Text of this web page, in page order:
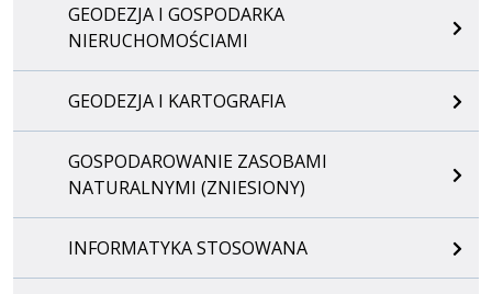
GEODEZJA I GOSPODARKA
NIERUCHOMOŚCIAMI
GEODEZJA I KARTOGRAFIA
GOSPODAROWANIE ZASOBAMI
NATURALNYMI (ZNIESIONY)
INFORMATYKA STOSOWANA